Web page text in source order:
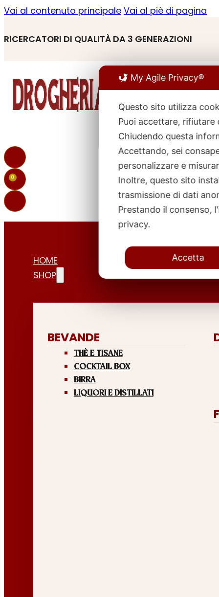
Vai al contenuto principale Vai al piè di pagina
RICERCATORI DI QUALITÀ DA 3 GENERAZIONI
0
HOME
SHOP
BEVANDE
THÈ E TISANE
COCKTAIL BOX
BIRRA
LIQUORI E DISTILLATI
My Agile Privacy®
Questo sito utilizza
Puoi accettare, rifiutare
Chiudendo questa
Accettando, sei
personalizzare e
Inoltre, questo sito
trasmissione di dati
Prestando il consenso,
privacy.
Accetta